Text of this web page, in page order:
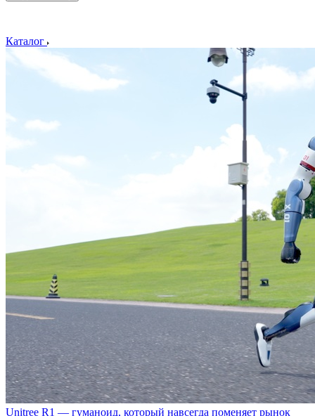
Каталог
Unitree R1 — гуманоид, который навсегда поменяет рынок